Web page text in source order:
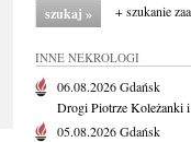
+ szukanie
INNE NEKROLOGI
06.08.2026Gdańsk
Drogi Piotrze Koleżanki
05.08.2026Gdańsk